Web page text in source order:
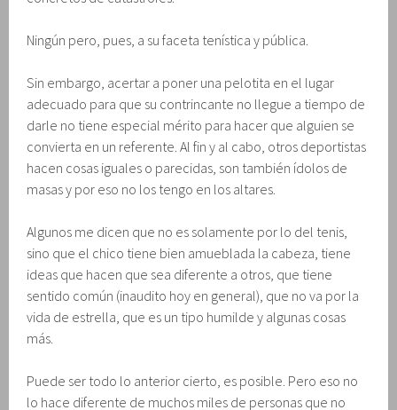
Ningún pero, pues, a su faceta tenística y pública.
Sin embargo, acertar a poner una pelotita en el lugar
adecuado para que su contrincante no llegue a tiempo de
darle no tiene especial mérito para hacer que alguien se
convierta en un referente. Al fin y al cabo, otros deportistas
hacen cosas iguales o parecidas, son también ídolos de
masas y por eso no los tengo en los altares.
Algunos me dicen que no es solamente por lo del tenis,
sino que el chico tiene bien amueblada la cabeza, tiene
ideas que hacen que sea diferente a otros, que tiene
sentido común (inaudito hoy en general), que no va por la
vida de estrella, que es un tipo humilde y algunas cosas
más.
Puede ser todo lo anterior cierto, es posible. Pero eso no
lo hace diferente de muchos miles de personas que no